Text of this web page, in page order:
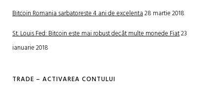
Bitcoin Romania sarbatoreste 4 ani de excelenta28 martie 2018
St. Louis Fed: Bitcoin este mai robust decât multe monede Fiat23
ianuarie 2018
TRADE – ACTIVAREA CONTULUI